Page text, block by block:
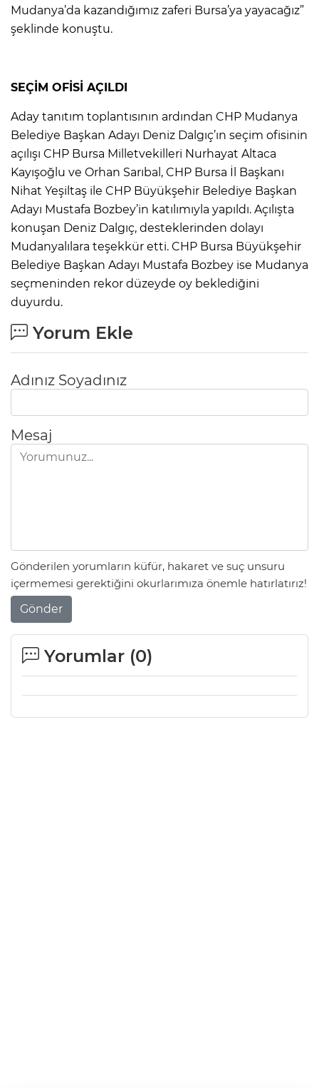
Mudanya’da kazandığımız zaferi Bursa’ya yayacağız”
şeklinde konuştu.
SEÇİM OFİSİ AÇILDI
Aday tanıtım toplantısının ardından CHP Mudanya
Belediye Başkan Adayı Deniz Dalgıç’ın seçim ofisinin
açılışı CHP Bursa Milletvekilleri Nurhayat Altaca
Kayışoğlu ve Orhan Sarıbal, CHP Bursa İl Başkanı
Nihat Yeşiltaş ile CHP Büyükşehir Belediye Başkan
Adayı Mustafa Bozbey’in katılımıyla yapıldı. Açılışta
konuşan Deniz Dalgıç, desteklerinden dolayı
Mudanyalılara teşekkür etti. CHP Bursa Büyükşehir
Belediye Başkan Adayı Mustafa Bozbey ise Mudanya
seçmeninden rekor düzeyde oy beklediğini
duyurdu.
Yorum Ekle
Adınız Soyadınız
Mesaj
Gönderilen yorumların küfür, hakaret ve suç unsuru
içermemesi gerektiğini okurlarımıza önemle hatırlatırız!
Gönder
Yorumlar (0)